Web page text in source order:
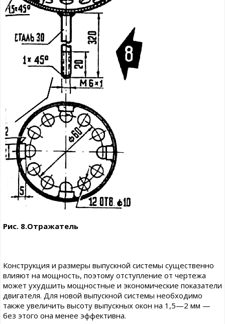
Рис. 8.Отражатель
Конструкция и размеры выпускной системы существенно
влияют на мощность, поэтому отступление от чертежа
может ухудшить мощностные и экономические показатели
двигателя. Для новой выпускной системы необходимо
также увеличить высоту выпускных окон на 1,5—2 мм —
без этого она менее эффективна.